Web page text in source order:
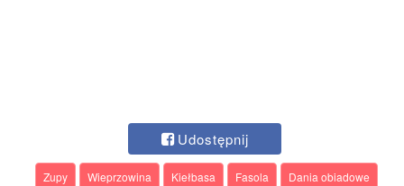
Udostępnij
Zupy Wieprzowina Kiełbasa Fasola
Dania obiadowe